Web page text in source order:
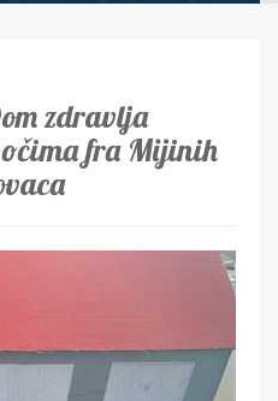
zdravlja
fra Mijinih